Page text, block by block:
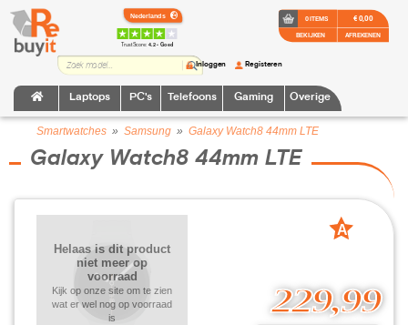
TrustScore:4.2 • Goed
Laptops PC's Telefoons Gaming Overige
Inloggen Registeren
0 ITEMS
BEKIJKEN
€ 0,00
AFREKENEN
Smartwatches » Samsung » Galaxy Watch8 44mm LTE
Galaxy Watch8 44mm LTE
229,99
Helaas is dit product
niet meer op
voorraad
Kijk op onze site om te zien
wat er wel nog op voorraad
is
A